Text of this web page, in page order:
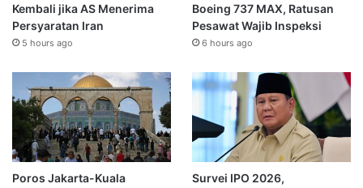
Kembali jika AS Menerima
Persyaratan Iran
5 hours ago
Boeing 737 MAX, Ratusan
Pesawat Wajib Inspeksi
6 hours ago
Poros Jakarta-Kuala
Survei IPO 2026,